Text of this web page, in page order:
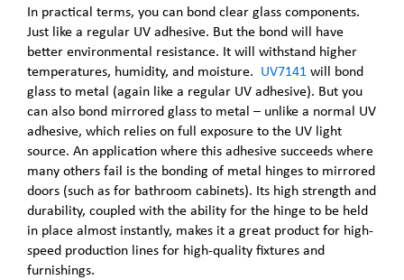
In practical terms, you can bond clear glass components.
Just like a regular UV adhesive. But the bond will have
better environmental resistance. It will withstand higher
temperatures, humidity, and moisture. UV7141will bond
glass to metal (again like a regular UV adhesive). But you
can also bond mirrored glass to metal – unlike a normal UV
adhesive, which relies on full exposure to the UV light
source. An application where this adhesive succeeds where
many others fail is the bonding of metal hinges to mirrored
doors (such as for bathroom cabinets). Its high strength and
durability, coupled with the ability for the hinge to be held
in place almost instantly, makes it a great product for high-
speed production lines for high-quality fixtures and
furnishings.